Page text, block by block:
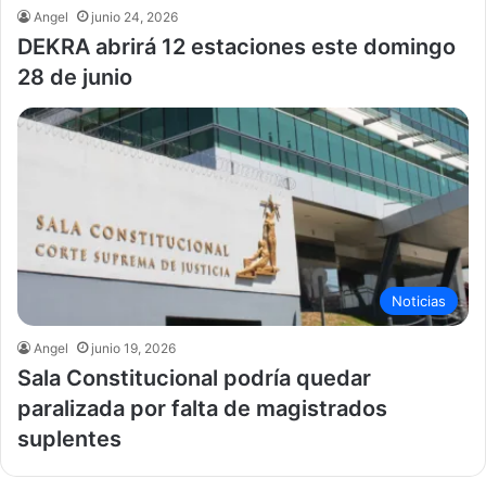
Angel junio 24, 2026
DEKRA abrirá 12 estaciones este domingo
28 de junio
Noticias
Angel junio 19, 2026
Sala Constitucional podría quedar
paralizada por falta de magistrados
suplentes